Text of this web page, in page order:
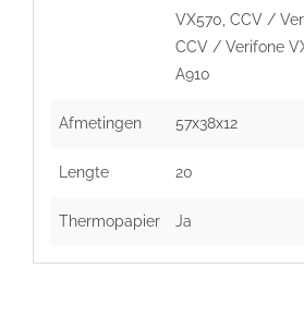
VX570, CCV /
CCV / Verifone
A910
Afmetingen 57x38x12
Lengte 20
Thermopapier Ja